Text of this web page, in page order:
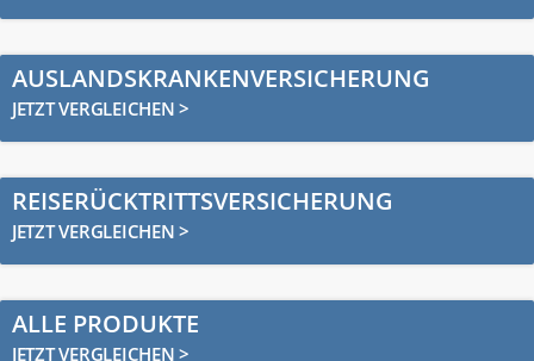
AUSLANDSKRANKENVERSICHERUNG
JETZT VERGLEICHEN >
REISERÜCKTRITTSVERSICHERUNG
JETZT VERGLEICHEN >
ALLE PRODUKTE
JETZT VERGLEICHEN >